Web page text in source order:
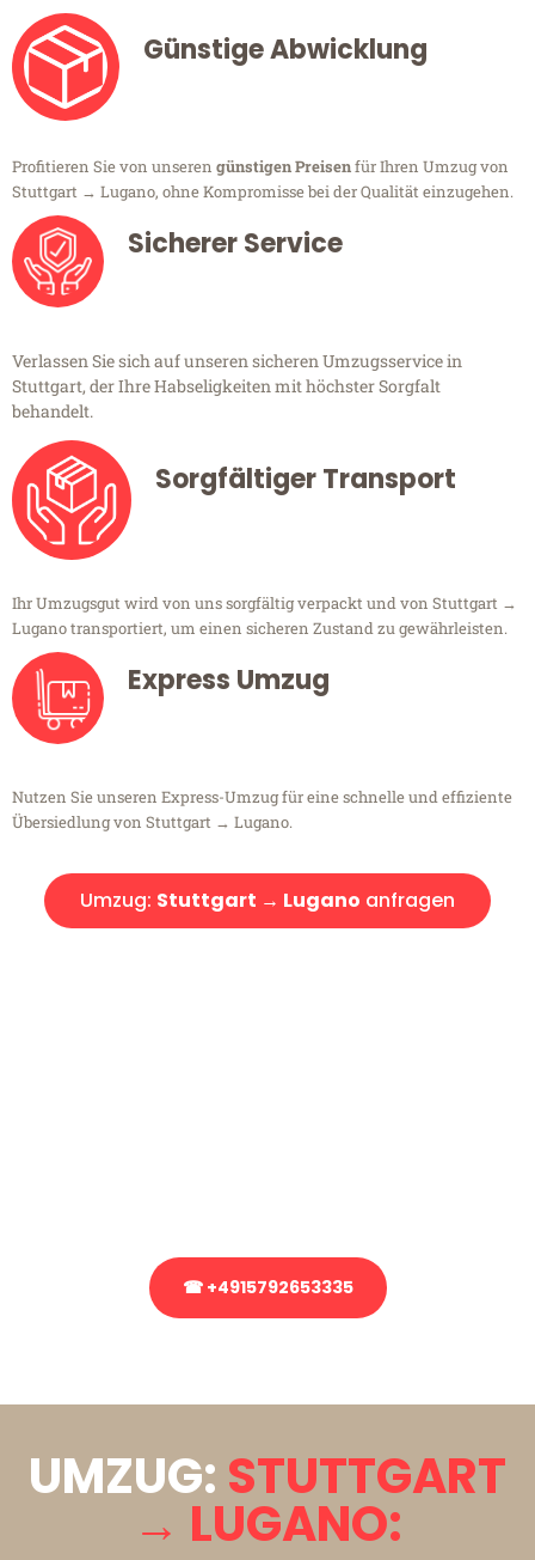
Günstige Abwicklung
Profitieren Sie von unseren günstigen Preisenfür Ihren Umzug von
Stuttgart → Lugano, ohne Kompromisse bei der Qualität einzugehen.
Sicherer Service
Verlassen Sie sich auf unseren sicheren Umzugsservice in
Stuttgart, der Ihre Habseligkeiten mit höchster Sorgfalt
behandelt.
Sorgfältiger Transport
Ihr Umzugsgut wird von uns sorgfältig verpackt und von Stuttgart →
Lugano transportiert, um einen sicheren Zustand zu gewährleisten.
Express Umzug
Nutzen Sie unseren Express-Umzug für eine schnelle und effiziente
Übersiedlung von Stuttgart → Lugano.
Umzug: Stuttgart → Lugano anfragen
☎ +4915792653335
UMZUG: STUTTGART
→ LUGANO: